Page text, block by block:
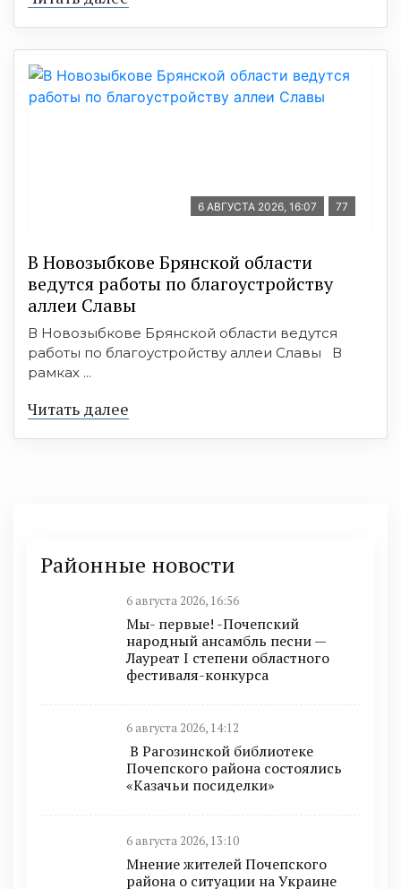
6 АВГУСТА 2026, 16:07 77
В Новозыбкове Брянской области
ведутся работы по благоустройству
аллеи Славы
В Новозыбкове Брянской области ведутся
работы по благоустройству аллеи Славы В
рамках ...
Читать далее
Районные новости
6 августа 2026, 16:56
Мы- первые! -Почепский
народный ансамбль песни —
Лауреат I степени областного
фестиваля-конкурса
6 августа 2026, 14:12
В Рагозинской библиотеке
Почепского района состоялись
«Казачьи посиделки»
6 августа 2026, 13:10
Мнение жителей Почепского
района о ситуации на Украине